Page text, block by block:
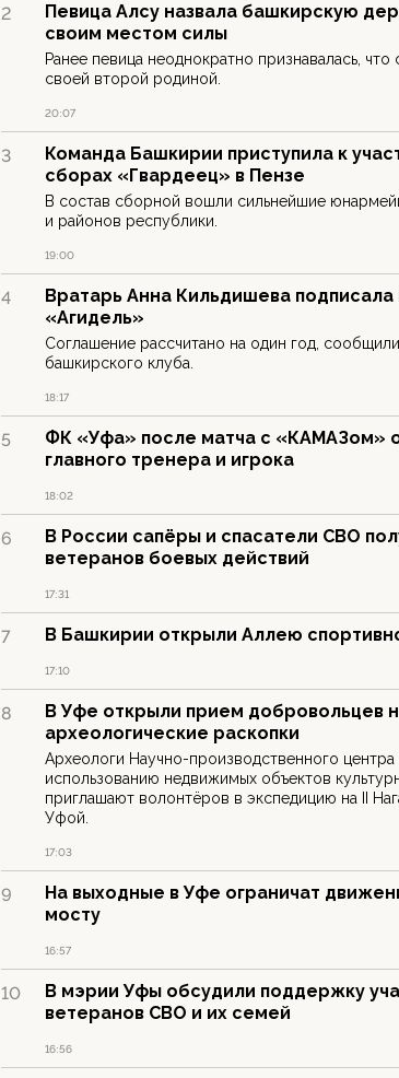
2
Певица Алсу назвала башкирскую
своим местом силы
Ранее певица неоднократно признавалась,
своей второй родиной.
20:07
3
Команда Башкирии приступила к
сборах «Гвардеец» в Пензе
В состав сборной вошли сильнейшие
и районов республики.
19:00
4
Вратарь Анна Кильдишева подписала
«Агидель»
Соглашение рассчитано на один год,
башкирского клуба.
18:17
5
ФК «Уфа» после матча с «КАМАЗом»
главного тренера и игрока
18:02
6
В России сапёры и спасатели СВО
ветеранов боевых действий
17:31
7 В Башкирии открыли Аллею
17:10
8
В Уфе открыли прием добровольцев
археологические раскопки
Археологи Научно-производственного центра
использованию недвижимых объектов
приглашают волонтёров в экспедицию на II
Уфой.
17:03
9
На выходные в Уфе ограничат
мосту
16:57
10
В мэрии Уфы обсудили поддержку
ветеранов СВО и их семей
16:56